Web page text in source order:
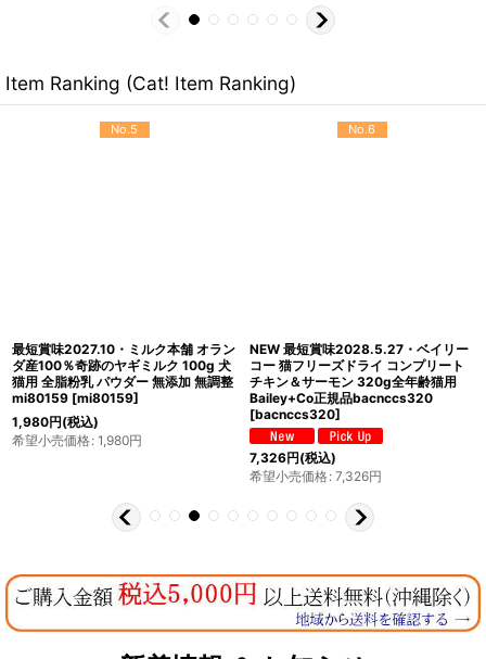
Item Ranking (Cat! Item Ranking)
No.5
最短賞味2027.10・ミルク本舗 オラン
ダ産100％奇跡のヤギミルク 100g 犬
猫用 全脂粉乳 パウダー 無添加 無調整
mi80159 [mi80159]
1,980円(税込)
希望小売価格: 1,980円
No.6
NEW 最短賞味2028.5.27・ベイリー
コー 猫フリーズドライ コンプリート
チキン＆サーモン 320g全年齢猫用
Bailey+Co正規品bacnccs320
[bacnccs320]
7,326円(税込)
希望小売価格: 7,326円